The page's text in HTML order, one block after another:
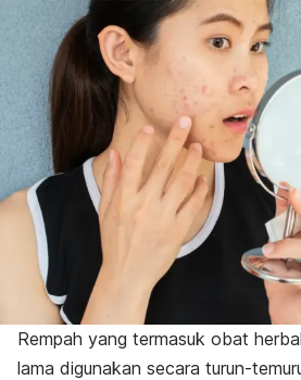
Rempah yang termasuk obat
lama digunakan secara turun-